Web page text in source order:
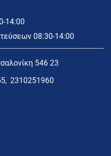
14:00
08:30-14:00
546 23
, 2310251960